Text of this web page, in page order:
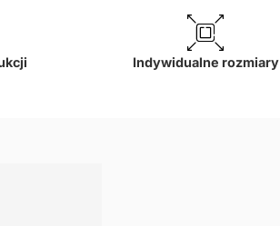
Indywidualne rozmiary